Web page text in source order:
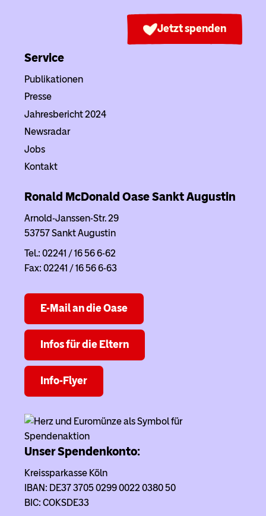
Jetzt spenden
Service
Publikationen
Presse
Jahresbericht 2024
Newsradar
Jobs
Kontakt
Ronald McDonald Oase Sankt Augustin
Arnold-Janssen-Str. 29
53757 Sankt Augustin
Tel.: 02241 / 16 56 6-62
Fax: 02241 / 16 56 6-63
E-Mail an die Oase
Infos für die Eltern
Info-Flyer
Unser Spendenkonto:
Kreissparkasse Köln
IBAN: DE37 3705 0299 0022 0380 50
BIC: COKSDE33